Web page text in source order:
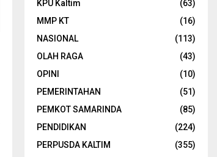
KPU Kaltim
(63)
MMP KT
(16)
NASIONAL
(113)
OLAH RAGA
(43)
OPINI
(10)
PEMERINTAHAN
(51)
PEMKOT SAMARINDA
(85)
PENDIDIKAN
(224)
PERPUSDA KALTIM
(355)